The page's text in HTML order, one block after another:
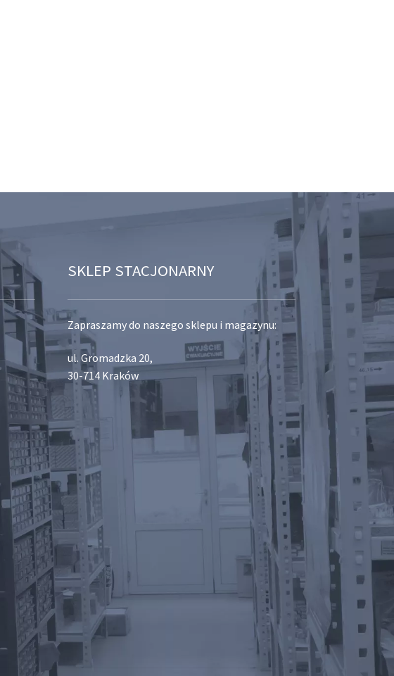
SKLEP STACJONARNY
Zapraszamy do naszego sklepu i magazynu:
ul. Gromadzka 20,
30-714 Kraków